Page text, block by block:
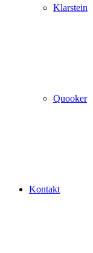
Klarstein
Quooker
Kontakt